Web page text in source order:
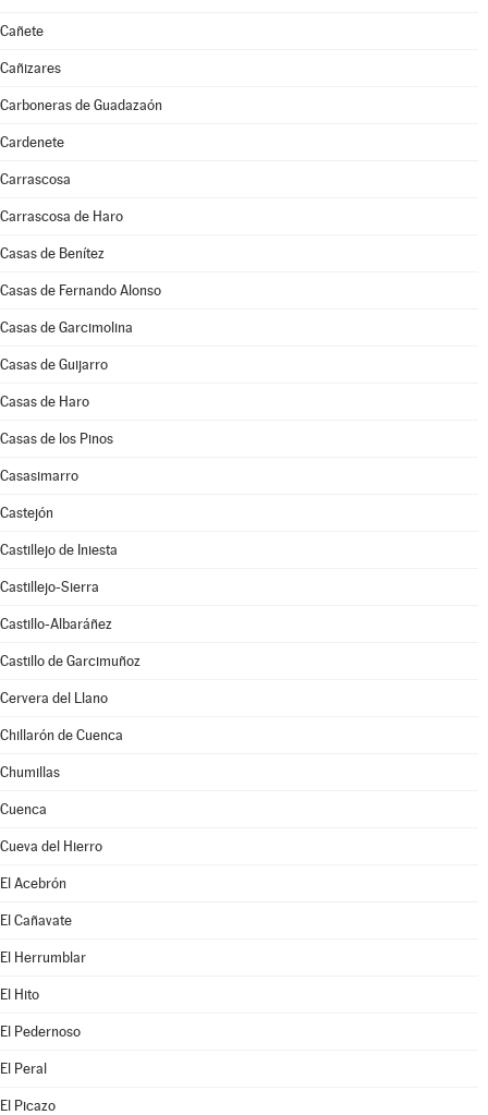
Cañete
Cañizares
Carboneras de Guadazaón
Cardenete
Carrascosa
Carrascosa de Haro
Casas de Benítez
Casas de Fernando Alonso
Casas de Garcimolina
Casas de Guijarro
Casas de Haro
Casas de los Pinos
Casasimarro
Castejón
Castillejo de Iniesta
Castillejo-Sierra
Castillo-Albaráñez
Castillo de Garcimuñoz
Cervera del Llano
Chillarón de Cuenca
Chumillas
Cuenca
Cueva del Hierro
El Acebrón
El Cañavate
El Herrumblar
El Hito
El Pedernoso
El Peral
El Picazo